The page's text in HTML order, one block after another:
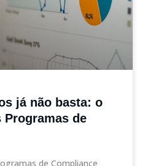
já não basta: o
de
de Compliance